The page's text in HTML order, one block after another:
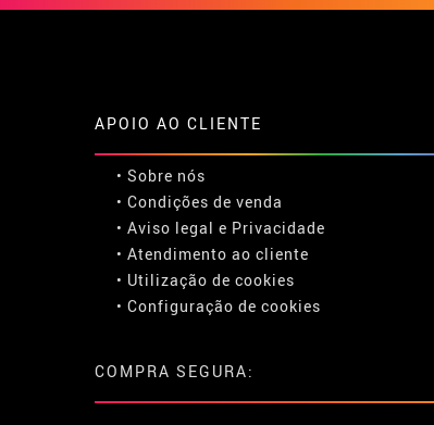
APOIO AO CLIENTE
• Sobre nós
• Condições de venda
• Aviso legal e Privacidade
• Atendimento ao cliente
• Utilização de cookies
• Configuração de cookies
COMPRA SEGURA: